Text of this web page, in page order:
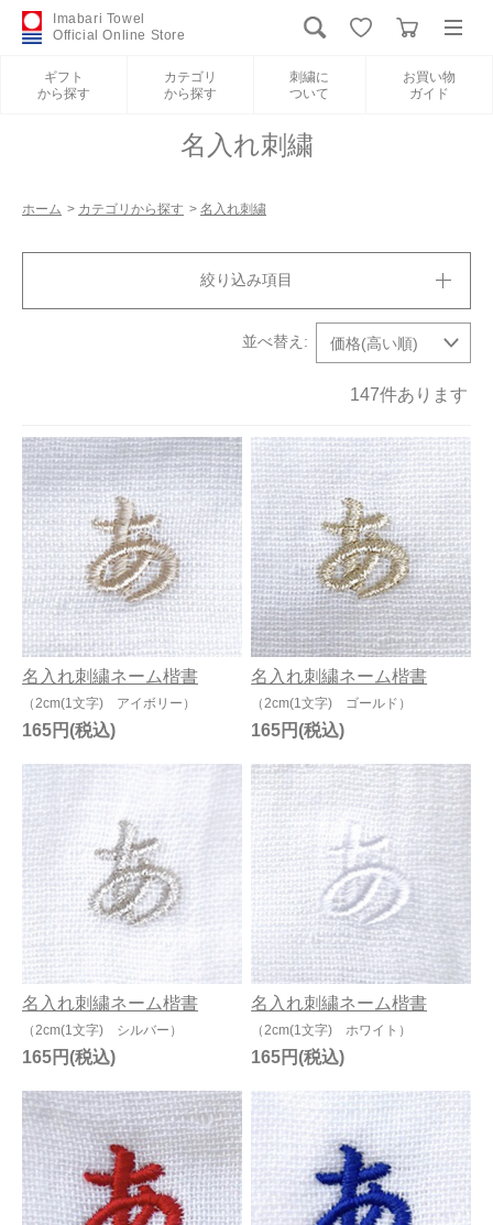
Imabari Towel
Official Online Store
ギフト
から探す
カテゴリ
から探す
刺繍に
ついて
お買い物
ガイド
新規会員登録
カテゴリから探す
International Shipping
今治タオルについて
当サイトについて
会員サービス
店舗リスト
ヘルプ
規約
大量購入・法人向けの購入の方は
お問い合わせ
名入れ刺繍
絞り込み項目
147件あります
名入れ刺繍ネーム楷書
（2cm(1文字) アイボリー）
165円
名入れ刺繍ネーム楷書
（2cm(1文字) ゴールド）
165円
名入れ刺繍ネーム楷書
（2cm(1文字) シルバー）
165円
名入れ刺繍ネーム楷書
（2cm(1文字) ホワイト）
165円
ホーム > カテゴリから探す > 名入れ刺繍